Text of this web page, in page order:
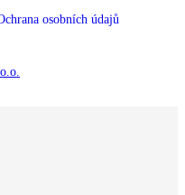
osobních údajů